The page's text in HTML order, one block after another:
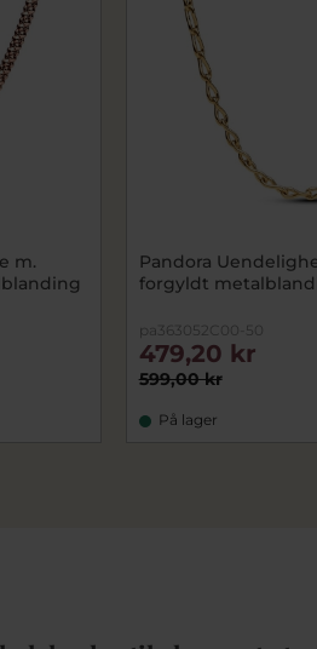
m.
Pandora
forgyldt
pa363052C00-50
599,00 kr
479,20 kr
På lager